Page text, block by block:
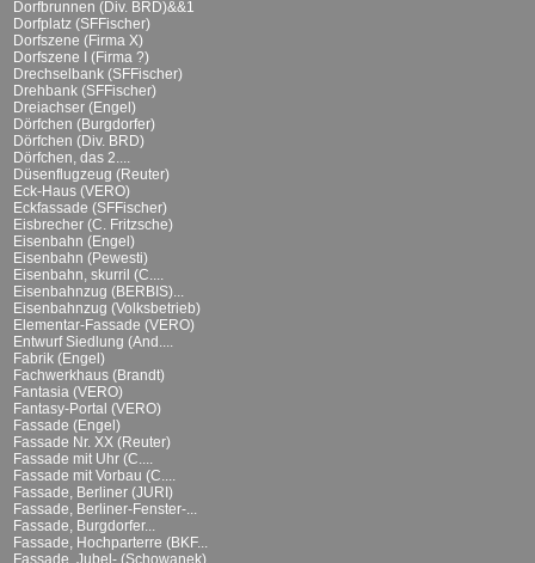
Dorfbrunnen (Div. BRD)&&1
Dorfplatz (SFFischer)
Dorfszene (Firma X)
Dorfszene I (Firma ?)
Drechselbank (SFFischer)
Drehbank (SFFischer)
Dreiachser (Engel)
Dörfchen (Burgdorfer)
Dörfchen (Div. BRD)
Dörfchen, das 2....
Düsenflugzeug (Reuter)
Eck-Haus (VERO)
Eckfassade (SFFischer)
Eisbrecher (C. Fritzsche)
Eisenbahn (Engel)
Eisenbahn (Pewesti)
Eisenbahn, skurril (C....
Eisenbahnzug (BERBIS)...
Eisenbahnzug (Volksbetrieb)
Elementar-Fassade (VERO)
Entwurf Siedlung (And....
Fabrik (Engel)
Fachwerkhaus (Brandt)
Fantasia (VERO)
Fantasy-Portal (VERO)
Fassade (Engel)
Fassade Nr. XX (Reuter)
Fassade mit Uhr (C....
Fassade mit Vorbau (C....
Fassade, Berliner (JURI)
Fassade, Berliner-Fenster-...
Fassade, Burgdorfer...
Fassade, Hochparterre (BKF...
Fassade, Jubel- (Schowanek)